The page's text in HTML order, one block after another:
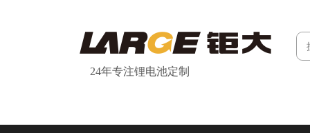
24年专注锂电池定制